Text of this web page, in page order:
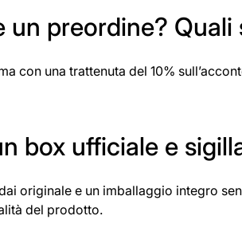
un preordine?
con una trattenuta del 10%
box ufficiale e
originale e un imballaggio integro
del prodotto.